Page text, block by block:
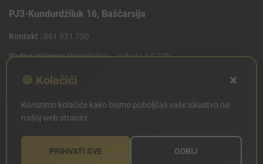
PJ3-Kundurdžiluk 16, Baščarsija
Kontakt : 061 931 750
Radno vrijeme:Ponedjeljak – subota 10-22h
PJ4 West Gate,Mostarsko raskrsce 10 (Penny Plus
Kontakt : 061 931 750
🍪 Kolačići ×
Koristimo kolačiće kako bismo poboljšali vaše iskustvo na
našoj web stranici.
PRIHVATI SVE ODBIJ